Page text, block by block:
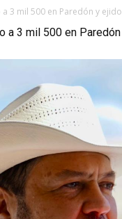
3 mil 500 en Paredón y
a 3 mil 500 en